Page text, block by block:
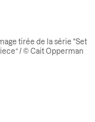
tirée de la série “Set
/ © Cait Opperman